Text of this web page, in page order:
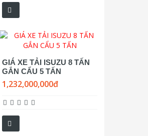
GIÁ XE TẢI ISUZU 8 TẤN
GẮN CẨU 5 TẤN
1,232,000,000đ